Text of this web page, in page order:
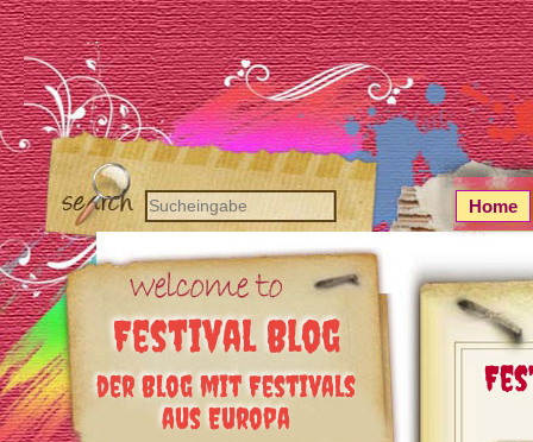
Festival Blog
der Blog mit Festivals
aus Europa
Home